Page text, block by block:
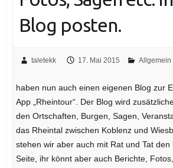
Blog posten.
taletekk 17. Mai 2015 Allgemein
haben nun auch einen eigenen Blog zur
App „Rheintour“. Der Blog wird
den Ortschaften, Burgen, Sagen,
das Rheintal zwischen Koblenz und
stehen wir aber auch mit Rat und Tat den
Seite, ihr könnt aber auch Berichte,